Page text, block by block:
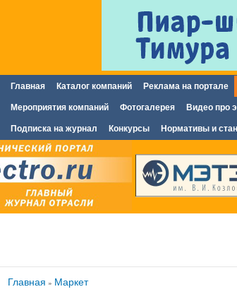
Главное меню
Главная Каталог компаний Реклама на портале
Мероприятия компаний Фотогалерея Видео про
Подписка на журнал Конкурсы Нормативы и
Вы здесь
Главная » Маркет